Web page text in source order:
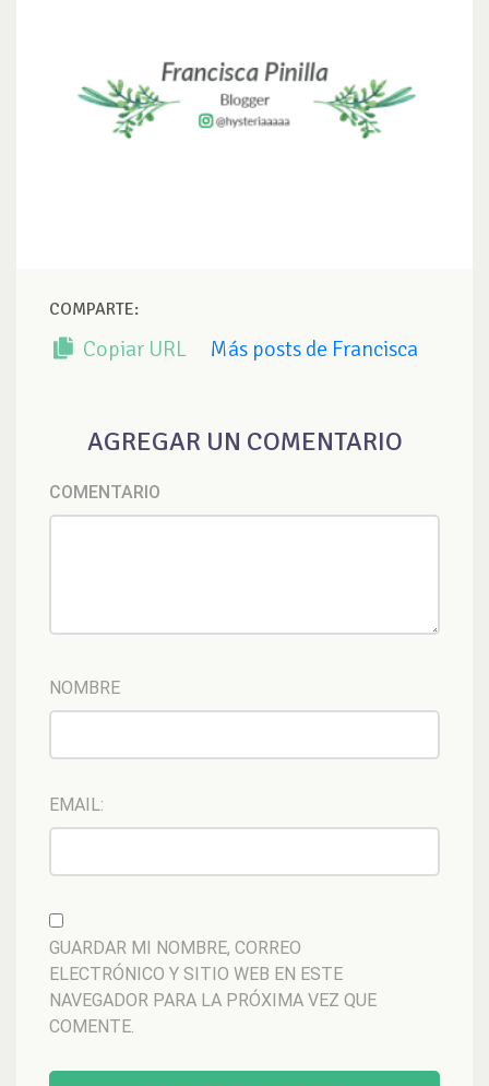
COMPARTE:
Copiar URL Más posts de Francisca
AGREGAR UN COMENTARIO
COMENTARIO
NOMBRE
EMAIL:
GUARDAR MI NOMBRE, CORREO
ELECTRÓNICO Y SITIO WEB EN ESTE
NAVEGADOR PARA LA PRÓXIMA VEZ QUE
COMENTE.